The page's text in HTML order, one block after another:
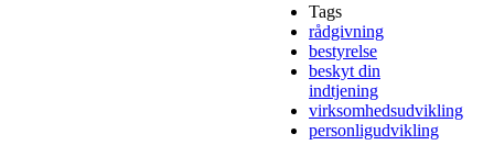
Tags
rådgivning
bestyrelse
beskyt din
indtjening
virksomhedsudvikling
personligudvikling